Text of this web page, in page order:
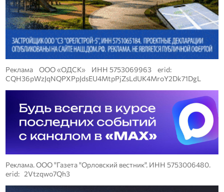
Реклама ООО «ОДСК» ИНН 5753069963 erid:
CQH36pWzJqNQPXPpJdsEU4MtpPjZsLdUK4MroY2Dk71DgL
Реклама. ООО "Газета "Орловский вестник". ИНН 5753006480.
erid: 2Vtzqwo7Qh3